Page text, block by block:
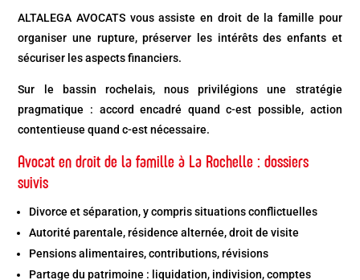
ALTALEGA AVOCATS vous assiste en droit de la famille pour
organiser une rupture, préserver les intérêts des enfants et
sécuriser les aspects financiers.
Sur le bassin rochelais, nous privilégions une stratégie
pragmatique : accord encadré quand c-est possible, action
contentieuse quand c-est nécessaire.
Avocat en droit de la famille à La Rochelle : dossiers
suivis
Divorce et séparation, y compris situations conflictuelles
Autorité parentale, résidence alternée, droit de visite
Pensions alimentaires, contributions, révisions
Partage du patrimoine : liquidation, indivision, comptes